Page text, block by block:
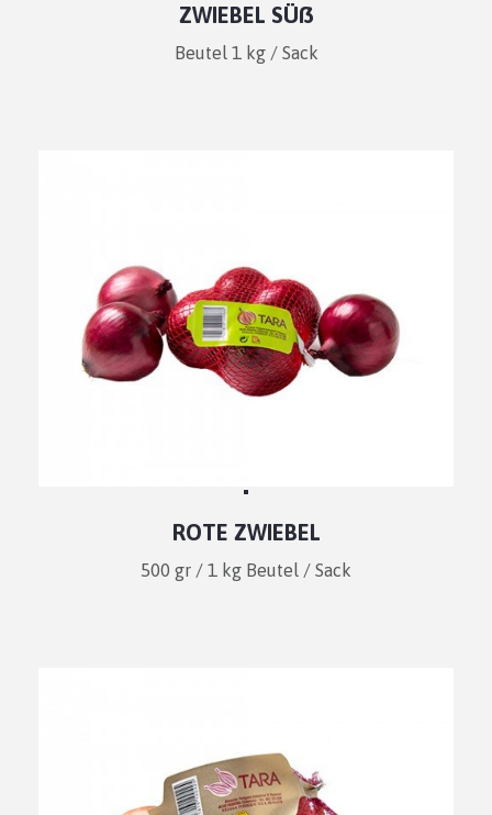
ZWIEBEL SÜß
Beutel 1 kg / Sack
ROTE ZWIEBEL
500 gr / 1 kg Beutel / Sack